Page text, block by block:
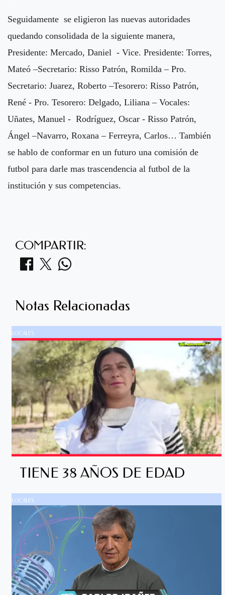
Seguidamente se eligieron las nuevas autoridades
quedando consolidada de la siguiente manera,
Presidente: Mercado, Daniel - Vice. Presidente: Torres,
Mateó –Secretario: Risso Patrón, Romilda – Pro.
Secretario: Juarez, Roberto –Tesorero: Risso Patrón,
René - Pro. Tesorero: Delgado, Liliana – Vocales:
Uñates, Manuel - Rodríguez, Oscar - Risso Patrón,
Ángel –Navarro, Roxana – Ferreyra, Carlos… También
se hablo de conformar en un futuro una comisión de
futbol para darle mas trascendencia al futbol de la
institución y sus competencias.
COMPARTIR:
Notas Relacionadas
LOCALES
TIENE 38 AÑOS DE EDAD
LOCALES